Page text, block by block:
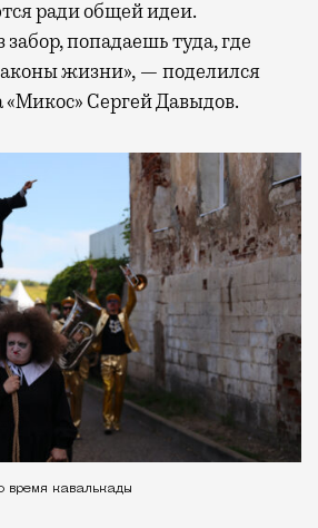
ради общей идеи.
попадаешь туда, где
жизни», — поделился
«Микос» Сергей Давыдов.
время кавалькады